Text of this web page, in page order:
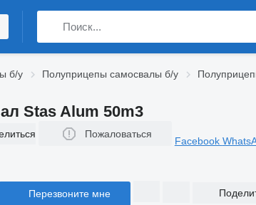
б/у Полуприцепы самосвалы б/у
Stas Alum 50m3
Пожаловаться
Facebook
Перезвоните мне